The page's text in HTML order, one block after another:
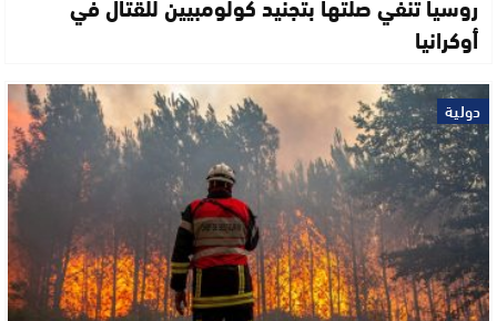
أوكرانيا
دولية